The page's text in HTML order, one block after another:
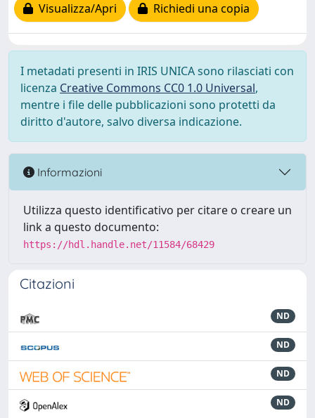
Visualizza/Apri
Richiedi una copia
I metadati presenti in IRIS UNICA sono rilasciati con
licenza Creative Commons CC0 1.0 Universal,
mentre i file delle pubblicazioni sono protetti da
diritto d'autore, salvo diversa indicazione.
Informazioni
Utilizza questo identificativo per citare o creare un
link a questo documento:
https://hdl.handle.net/11584/68429
Citazioni
ND
ND
ND
ND